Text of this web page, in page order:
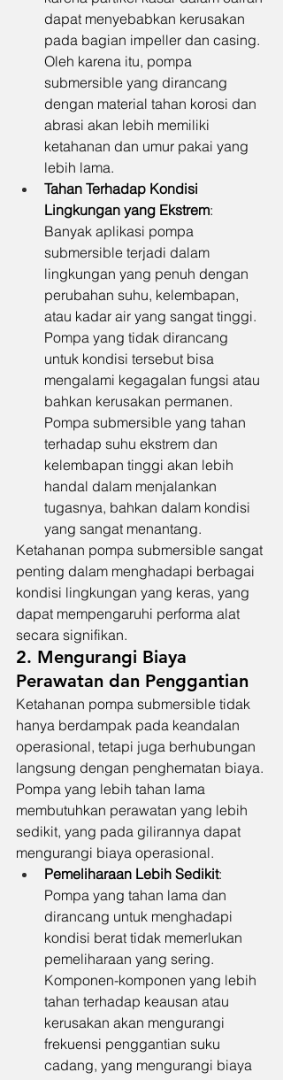
dapat menyebabkan kerusakan
pada bagian impeller dan casing.
Oleh karena itu, pompa
submersible yang dirancang
dengan material tahan korosi dan
abrasi akan lebih memiliki
ketahanan dan umur pakai yang
lebih lama.
Tahan Terhadap Kondisi
Lingkungan yang Ekstrem:
Banyak aplikasi pompa
submersible terjadi dalam
lingkungan yang penuh dengan
perubahan suhu, kelembapan,
atau kadar air yang sangat tinggi.
Pompa yang tidak dirancang
untuk kondisi tersebut bisa
mengalami kegagalan fungsi atau
bahkan kerusakan permanen.
Pompa submersible yang tahan
terhadap suhu ekstrem dan
kelembapan tinggi akan lebih
handal dalam menjalankan
tugasnya, bahkan dalam kondisi
yang sangat menantang.
Ketahanan pompa submersible sangat
penting dalam menghadapi berbagai
kondisi lingkungan yang keras, yang
dapat mempengaruhi performa alat
secara signifikan.
2. Mengurangi Biaya
Perawatan dan Penggantian
Ketahanan pompa submersible tidak
hanya berdampak pada keandalan
operasional, tetapi juga berhubungan
langsung dengan penghematan biaya.
Pompa yang lebih tahan lama
membutuhkan perawatan yang lebih
sedikit, yang pada gilirannya dapat
mengurangi biaya operasional.
Pemeliharaan Lebih Sedikit:
Pompa yang tahan lama dan
dirancang untuk menghadapi
kondisi berat tidak memerlukan
pemeliharaan yang sering.
Komponen-komponen yang lebih
tahan terhadap keausan atau
kerusakan akan mengurangi
frekuensi penggantian suku
cadang, yang mengurangi biaya